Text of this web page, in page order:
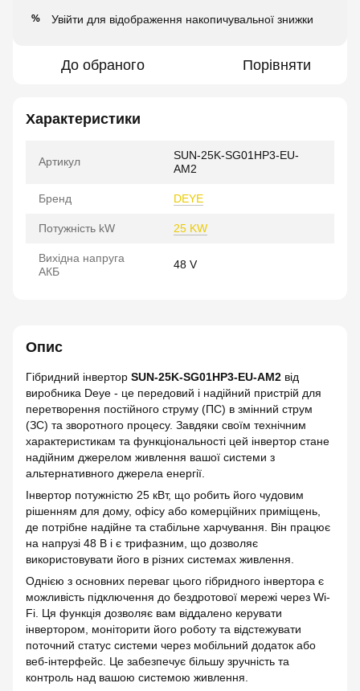
% Увійти для відображення накопичувальної знижки
До обраного Порівняти
Характеристики
Артикул
SUN-25K-SG01HP3-EU-
AM2
Бренд DEYE
Потужність kW 25 KW
Вихідна напруга
АКБ
48 V
Опис
Гібридний інвертор SUN-25K-SG01HP3-EU-AM2 від
виробника Deye - це передовий і надійний пристрій для
перетворення постійного струму (ПС) в змінний струм
(ЗС) та зворотного процесу. Завдяки своїм технічним
характеристикам та функціональності цей інвертор стане
надійним джерелом живлення вашої системи з
альтернативного джерела енергії.
Інвертор потужністю 25 кВт, що робить його чудовим
рішенням для дому, офісу або комерційних приміщень,
де потрібне надійне та стабільне харчування. Він працює
на напрузі 48 В і є трифазним, що дозволяє
використовувати його в різних системах живлення.
Однією з основних переваг цього гібридного інвертора є
можливість підключення до бездротової мережі через Wi-
Fi. Ця функція дозволяє вам віддалено керувати
інвертором, моніторити його роботу та відстежувати
поточний статус системи через мобільний додаток або
веб-інтерфейс. Це забезпечує більшу зручність та
контроль над вашою системою живлення.